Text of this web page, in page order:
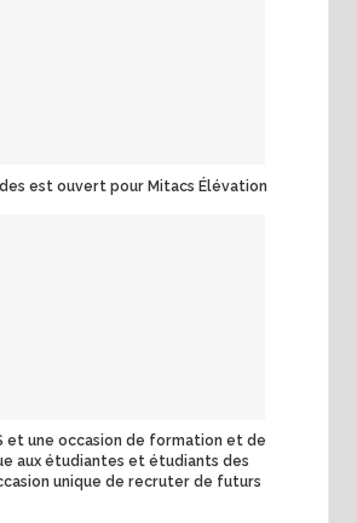
est ouvert pour Mitacs Élévation
et une occasion de formation et de
aux étudiantes et étudiants des
unique de recruter de futurs